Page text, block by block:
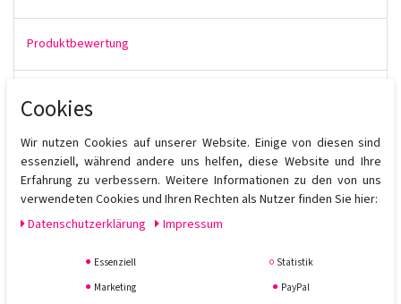
Produktbewertung
DasKérastase Chroma Absolu Bain Riche Chroma Respect
kräftiges coloriertes, geschädigtes oder sensibilisiertes Haar.
Intensive Pflege für coloriertes Haar.
Verleiht sofortige Geschmeidigkeit. Versiegelt poröses Haar für
maximalen Farberhalt.Ohne Sulfate.
Auf das feuchte Haar auftragen. Aufschäumen. Ausspülen.
Wasser spülen.
Cookies
Wir nutzen Cookies auf unserer Website. Einige von diesen sind
essenziell, während andere uns helfen, diese Website und Ihre
Erfahrung zu verbessern. Weitere Informationen zu den von uns
verwendeten Cookies und Ihren Rechten als Nutzer finden Sie hier:
Daten­schutz­erklärung
Impressum
Essenziell
Statistik
Marketing
PayPal